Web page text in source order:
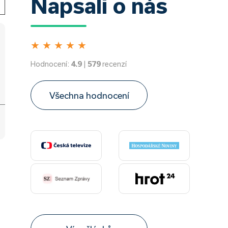
Napsali o nás
★ ★ ★ ★ ★
Hodnocení: 4.9 | 579recenzí
Všechna hodnocení